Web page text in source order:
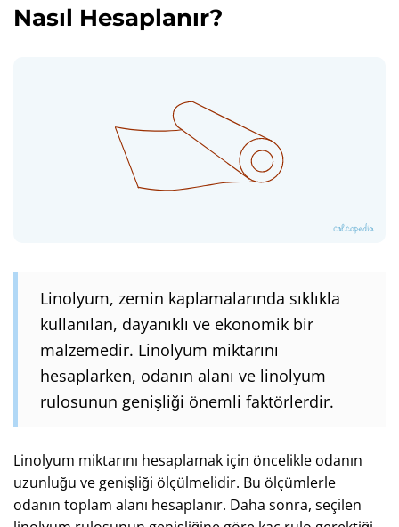
Nasıl Hesaplanır?
Linolyum, zemin kaplamalarında sıklıkla
kullanılan, dayanıklı ve ekonomik bir
malzemedir. Linolyum miktarını
hesaplarken, odanın alanı ve linolyum
rulosunun genişliği önemli faktörlerdir.
Linolyum miktarını hesaplamak için öncelikle odanın
uzunluğu ve genişliği ölçülmelidir. Bu ölçümlerle
odanın toplam alanı hesaplanır. Daha sonra, seçilen